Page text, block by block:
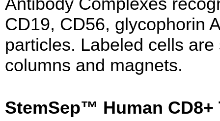
CD19, CD56, glycophorin
particles. Labeled cells
columns and magnets.
StemSep™ Human